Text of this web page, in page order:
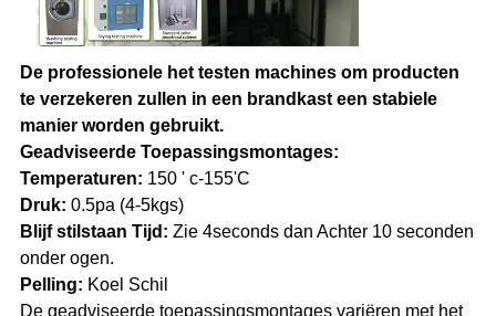
De professionele het testen machines om producten
te verzekeren zullen in een brandkast een stabiele
manier worden gebruikt.
Geadviseerde Toepassingsmontages:
Temperaturen: 150 ' c-155'C
Druk: 0.5pa (4-5kgs)
Blijf stilstaan Tijd: Zie 4seconds dan Achter 10 seconden
onder ogen.
Pelling: Koel Schil
De geadviseerde toepassingsmontages variëren met het